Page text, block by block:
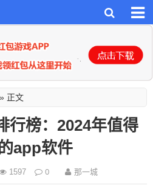
» 正文
行榜：2024年值得
app软件
1597 0 那一城